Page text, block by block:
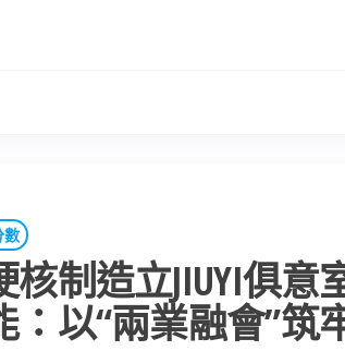
數
核制造立JIUYI俱
：以“兩業融會”筑